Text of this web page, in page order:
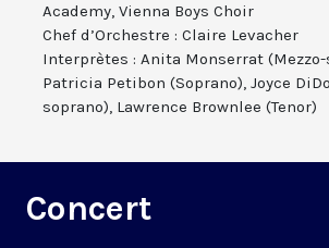
Academy, Vienna Boys Choir
Chef d’Orchestre : Claire Levacher
Interprètes : Anita Monserrat (Mezzo-
Patricia Petibon (Soprano), Joyce
soprano), Lawrence Brownlee (Tenor)
Concert